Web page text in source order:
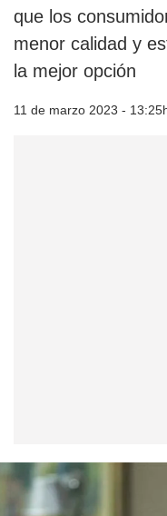
que los
menor calidad y
la mejor opción
11 de marzo 2023 -